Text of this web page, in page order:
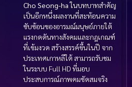
Cho Seong-haในบทบาทสำคัญ
เป็นอีกหนึ่งผลงานที่สะท้อนความ
ซับซ้อนของอารมณ์มนุษย์ภายใต้
แรงกดดันทางสังคมและกฎเกณฑ์
ที่เข้มงวด สร้างสรรค์ขึ้นในปี จาก
ประเทศเกาหลีใต้ สามารถรับชม
ในระบบ Full HD ที่มอบ
ประสบการณ์ภาพคมชัดสมจริง